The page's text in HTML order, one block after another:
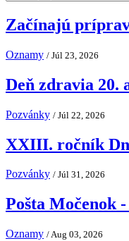
Začínajú
Oznamy / Júl 23, 2026
Deň zdravia 20.
Pozvánky / Júl 22, 2026
XXIII. ročník
Pozvánky / Júl 31, 2026
Pošta Močenok
Oznamy / Aug 03, 2026